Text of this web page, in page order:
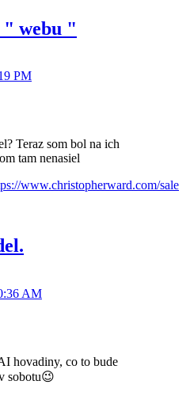
" webu "
PM
Teraz som bol na ich
tam nenasiel
www.christopherward.com/sale
AM
hovadiny, co to bude
sobotu😉